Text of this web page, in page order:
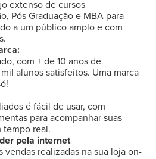
extenso de cursos
Pós Graduação e MBA para
a um público amplo e com
com + de 10 anos de
alunos satisfeitos. Uma marca
é fácil de usar, com
para acompanhar suas
tempo real.
pela internet
vendas realizadas na sua loja on-